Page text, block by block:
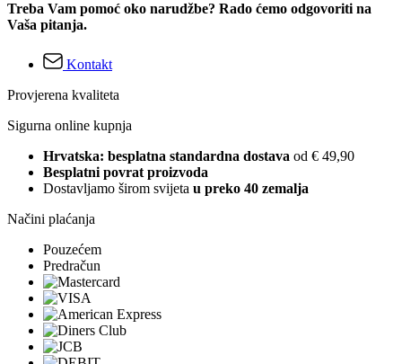
Treba Vam pomoć oko narudžbe? Rado ćemo odgovoriti na
Vaša pitanja.
Kontakt
Provjerena kvaliteta
Sigurna online kupnja
Hrvatska: besplatna standardna dostava od € 49,90
Besplatni povrat proizvoda
Dostavljamo širom svijeta u preko 40 zemalja
Načini plaćanja
Pouzećem
Predračun